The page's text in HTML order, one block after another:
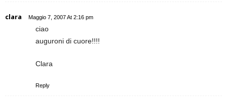
clara Maggio 7, 2007 At 2:16 pm
ciao
auguroni di cuore!!!!
Clara
Reply